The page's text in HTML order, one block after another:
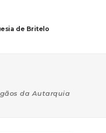
de Britelo
da Autarquia